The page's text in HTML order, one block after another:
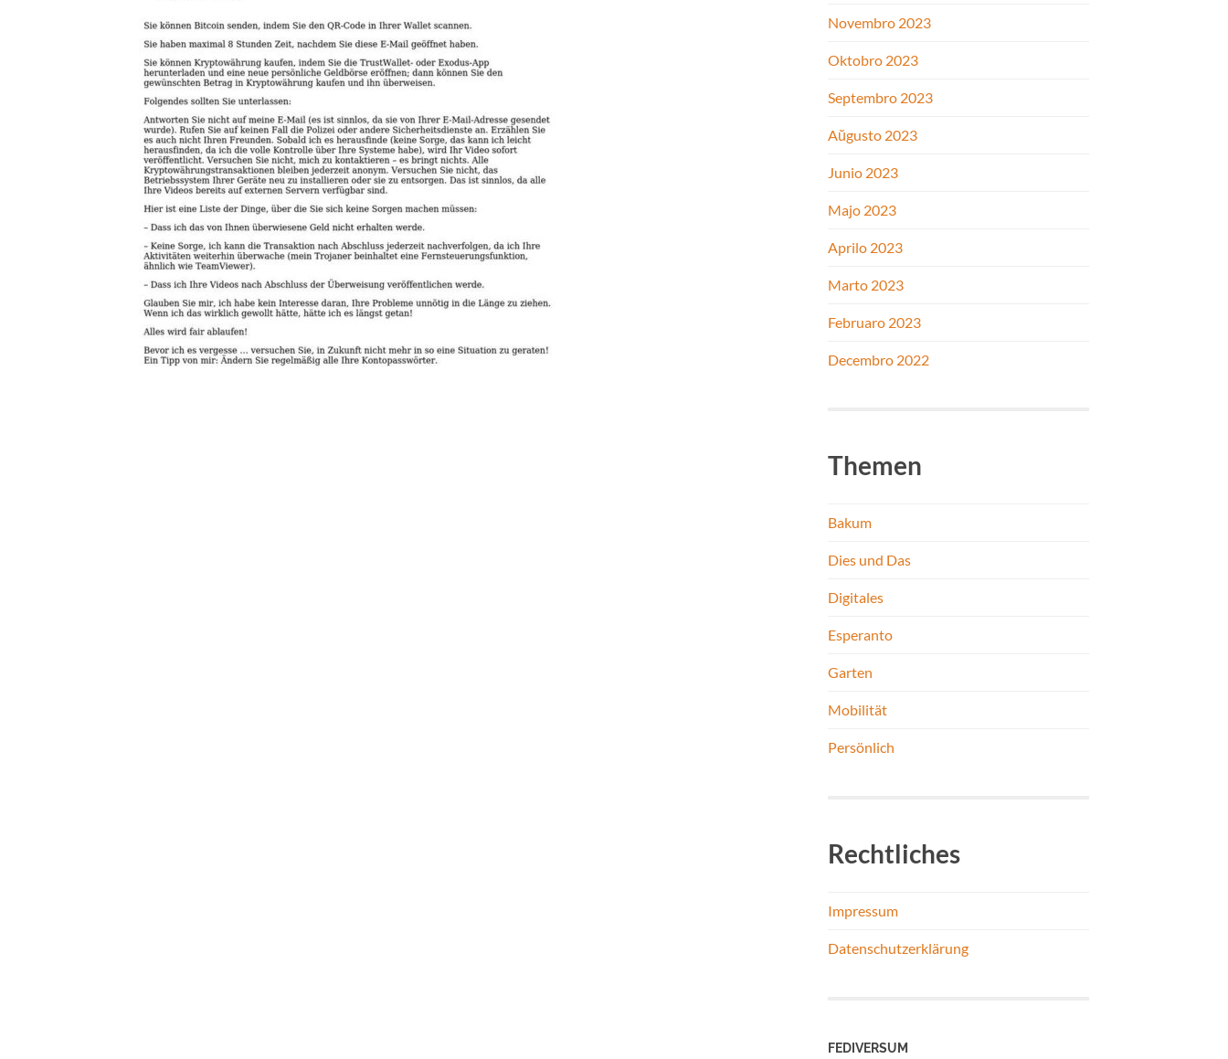
Novembro 2023
Oktobro 2023
Septembro 2023
Aŭgusto 2023
Junio 2023
Majo 2023
Aprilo 2023
Marto 2023
Februaro 2023
Decembro 2022
Themen
Bakum
Dies und Das
Digitales
Esperanto
Garten
Mobilität
Persönlich
Rechtliches
Impressum
Datenschutzerklärung
FEDIVERSUM